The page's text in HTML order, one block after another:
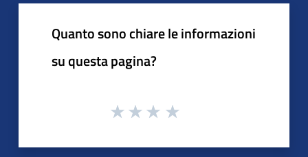
Quanto sono chiare le informazioni
su questa pagina?